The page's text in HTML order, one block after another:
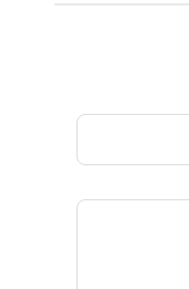
ایمیل
ستاسو